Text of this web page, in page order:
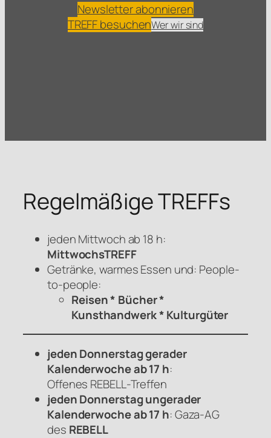
Newsletter abonnieren
TREFF besuchenWer wir sind
Regelmäßige TREFFs
jeden Mittwoch ab 18 h:
MittwochsTREFF
Getränke, warmes Essen und: People-
to-people:
Reisen * Bücher *
Kunsthandwerk * Kulturgüter
jeden Donnerstag gerader
Kalenderwoche ab 17 h:
Offenes REBELL-Treffen
jeden Donnerstag ungerader
Kalenderwoche ab 17 h: Gaza-AG
des REBELL